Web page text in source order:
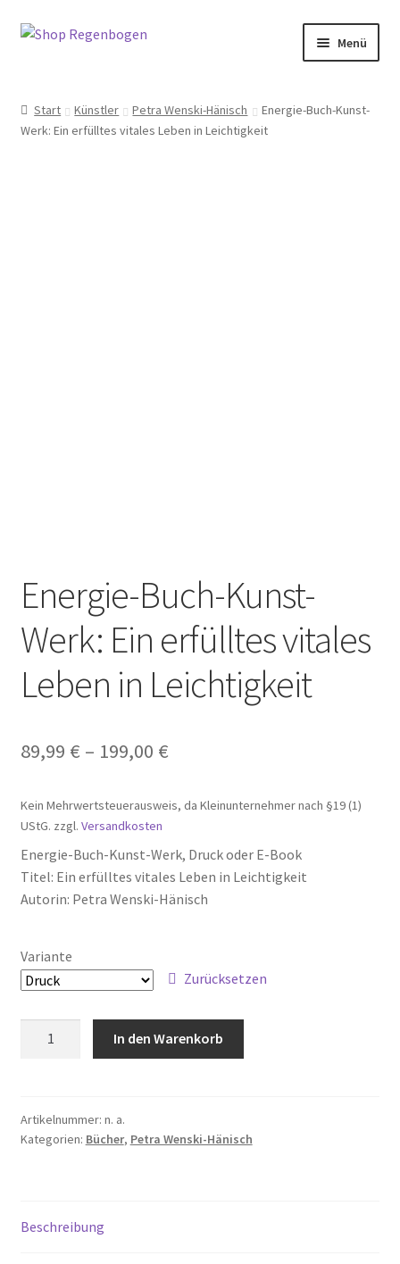
Zur
Zum
Menü
Neuigkeiten
Start Künstler Petra Wenski-Hänisch
Energie-Buch-Kunst-
Werk: Ein erfülltes vitales Leben in Leichtigkeit
Energie-Buch-Kunst-
Werk: Ein erfülltes vitales
Leben in Leichtigkeit
89,99 € – 199,00 €
Kein Mehrwertsteuerausweis, da Kleinunternehmer nach §19 (1)
UStG. zzgl. Versandkosten
Energie-Buch-Kunst-Werk, Druck oder E-Book
Titel: Ein erfülltes vitales Leben in Leichtigkeit
Autorin: Petra Wenski-Hänisch
Variante
Zurücksetzen
Ein
erfülltes
Leichtigkeit
In den Warenkorb
Artikelnummer: n. a.
Kategorien: Bücher, Petra Wenski-Hänisch
Beschreibung